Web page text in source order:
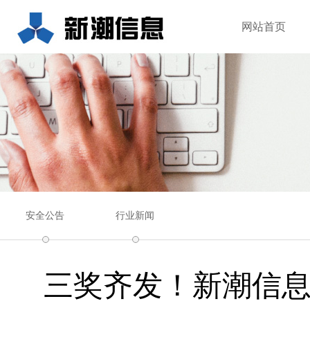
网站首页
安全公告 行业新闻
三奖齐发！新潮信